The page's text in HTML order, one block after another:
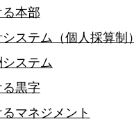
本部
ステム（個人採算制）
ステム
黒字
マネジメント